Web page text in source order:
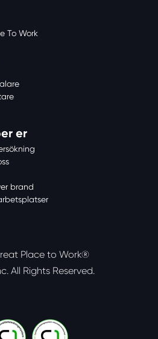
To Work
er
brand
Place to Work®
All Rights Reserved.